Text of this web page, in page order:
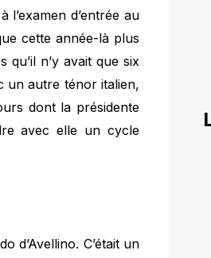
d’entrée au
cette année-là plus
n’y avait que six
un autre ténor italien,
dont la présidente
avec elle un cycle
d’Avellino. C’était un